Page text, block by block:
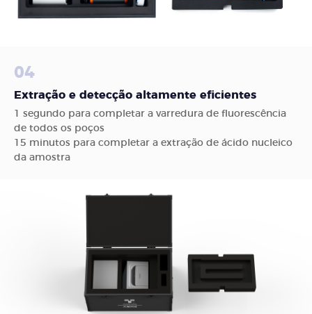
04
Extração e detecção altamente eficientes
1 segundo para completar a varredura de fluorescência
de todos os poços
15 minutos para completar a extração de ácido nucleico
da amostra